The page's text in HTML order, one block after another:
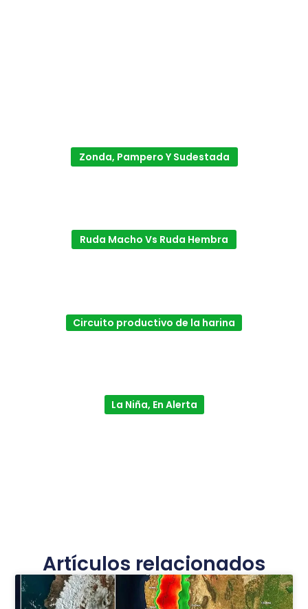
Zonda, Pampero Y Sudestada
Ruda Macho Vs Ruda Hembra
Circuito productivo de la harina
La Niña, En Alerta
Artículos relacionados